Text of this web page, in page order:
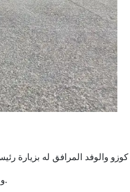
وشكر السيد كاظم أوزتورك السيد رمضان كوزو والوفد المرافق له على هذه الزيارة المجاملة من خلال التعريف بالمصنع بنفسه.